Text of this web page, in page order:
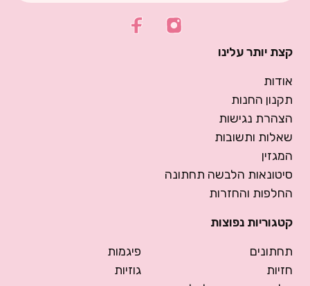
קצת יותר עלינו
אודות
תקנון החנות
הצהרת נגישות
שאלות ותשובות
המגזין
סיטונאות הלבשה תחתונה
החלפות והחזרות
קטגוריות נפוצות
תחתונים
חזיות
פיגמות
גוזיות